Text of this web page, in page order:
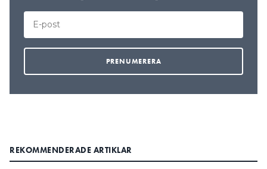
REKOMMENDERADE ARTIKLAR